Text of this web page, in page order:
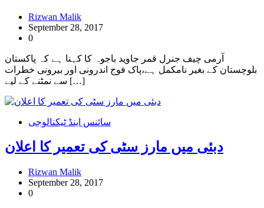
Rizwan Malik
September 28, 2017
0
آرمی چیف جنرل قمر جاوید باجوہ کا کہنا ہے کہ پاکستان
بلوچستان کے بغیر نامکمل ہے،پاک فوج اندرونی اور بیرونی خطرات
سے نمٹنے کے لیے […]
سائنس اینڈ ٹیکنالوجی
دبئی میں مارز سٹی کی تعمیر کا اعلان
Rizwan Malik
September 28, 2017
0